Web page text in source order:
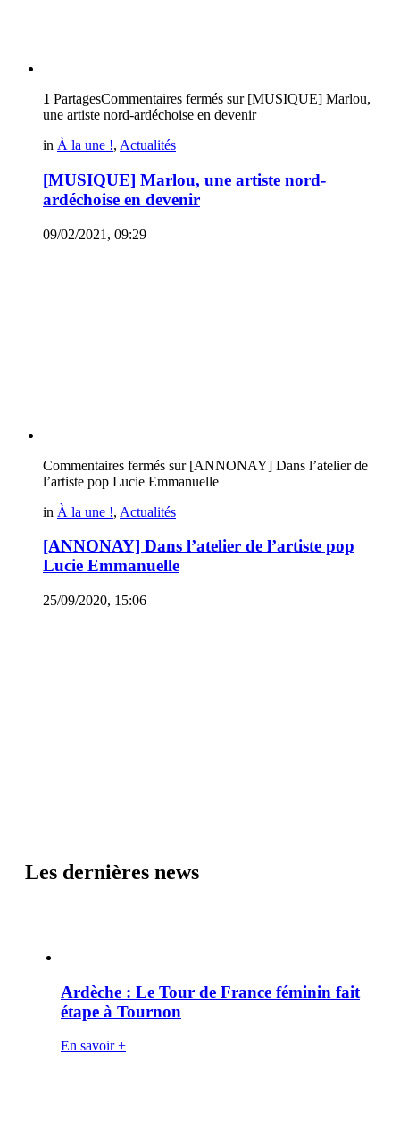
1 PartagesCommentaires fermés sur [MUSIQUE] Marlou,
une artiste nord-ardéchoise en devenir
in À la une !, Actualités
[MUSIQUE] Marlou, une artiste nord-
ardéchoise en devenir
09/02/2021, 09:29
Commentaires fermés sur [ANNONAY] Dans l’atelier de
l’artiste pop Lucie Emmanuelle
in À la une !, Actualités
[ANNONAY] Dans l’atelier de l’artiste pop
Lucie Emmanuelle
25/09/2020, 15:06
Les dernières news
Ardèche : Le Tour de France féminin fait
étape à Tournon
En savoir +